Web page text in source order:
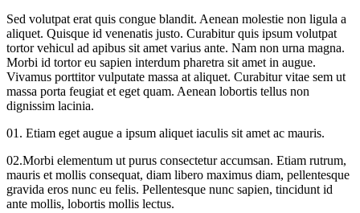
Sed volutpat erat quis congue blandit. Aenean molestie non ligula a
aliquet. Quisque id venenatis justo. Curabitur quis ipsum volutpat
tortor vehicul ad apibus sit amet varius ante. Nam non urna magna.
Morbi id tortor eu sapien interdum pharetra sit amet in augue.
Vivamus porttitor vulputate massa at aliquet. Curabitur vitae sem ut
massa porta feugiat et eget quam. Aenean lobortis tellus non
dignissim lacinia.
01. Etiam eget augue a ipsum aliquet iaculis sit amet ac mauris.
02.Morbi elementum ut purus consectetur accumsan. Etiam rutrum,
mauris et mollis consequat, diam libero maximus diam, pellentesque
gravida eros nunc eu felis. Pellentesque nunc sapien, tincidunt id
ante mollis, lobortis mollis lectus.